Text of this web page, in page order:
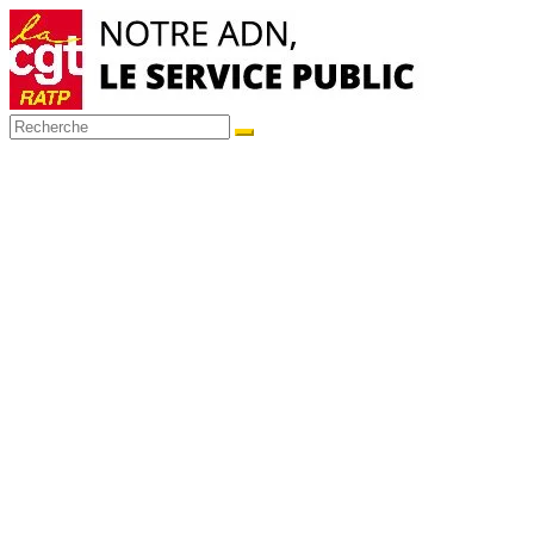
Passer
au
contenu